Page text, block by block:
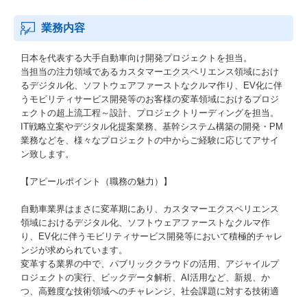
業務内容
日本を代表する大手自動車向け開発プロジェクトを担当。
当担当の注力領域であるカスタマーエクスペリエンス領域におけ
るデジタル化、ソフトウェアファーストなクルマ作り、EV化に伴
うモビリティサービス開発等のお客様の変革領域におけるプロジ
ェクトの超上流工程～設計、プロジェクトリーディングを担当。
IT戦略立案やデジタル化提案業務、基幹システム構築の開発・PM
業務などを、様々なプロジェクトの中からご経験に応じてアサイ
ン致します。
【アピールポイント（職務の魅力）】
自動車業界はまさに変革期にあり、カスタマーエクスペリエンス
領域におけるデジタル化、ソフトウェアファーストなクルマ作
り、EV化に伴うモビリティサービス開発等において積極的チャレ
ンジが求められています。
変革する業界の中で、パブリッククラウドの活用、アジャイルプ
ロジェクトの実行、ビックデータ解析、AI活用など、新規、か
つ、高難度な技術領域へのチャレンジ、社会課題に対する技術適